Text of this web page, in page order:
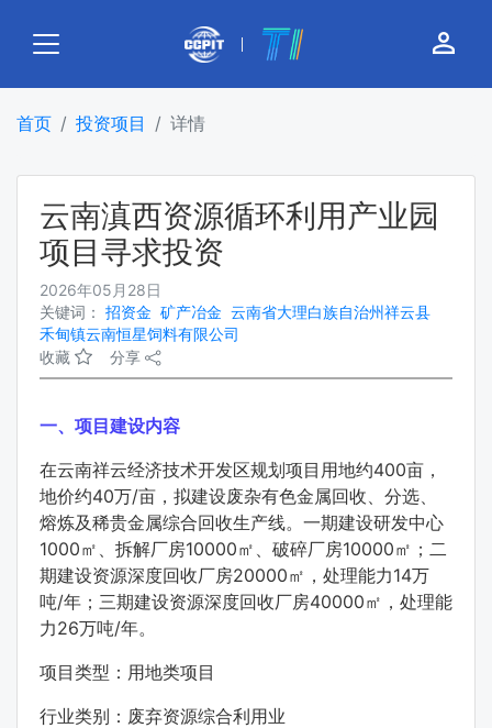
person_outline
首页 投资项目 详情
云南滇西资源循环利用产业园
项目寻求投资
2026年05月28日
关键词： 招资金 矿产冶金 云南省大理白族自治州祥云县
禾甸镇云南恒星饲料有限公司
收藏
分享
一、项目建设内容
在云南祥云经济技术开发区规划项目用地约400亩，
地价约40万/亩，拟建设废杂有色金属回收、分选、
熔炼及稀贵金属综合回收生产线。一期建设研发中心
1000㎡、拆解厂房10000㎡、破碎厂房10000㎡；二
期建设资源深度回收厂房20000㎡，处理能力14万
吨/年；三期建设资源深度回收厂房40000㎡，处理能
力26万吨/年。
项目类型：用地类项目
行业类别：废弃资源综合利用业